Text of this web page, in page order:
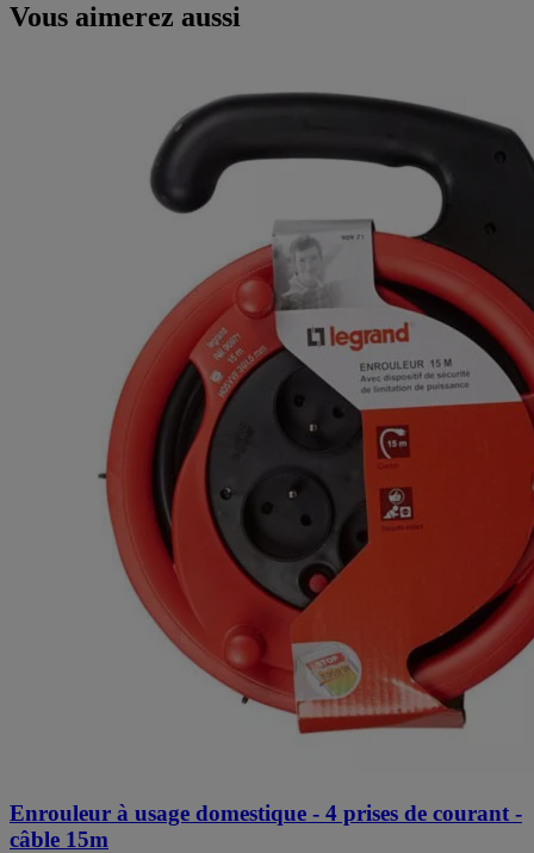
Vous aimerez aussi
Enrouleur à usage domestique - 4 prises de courant -
câble 15m